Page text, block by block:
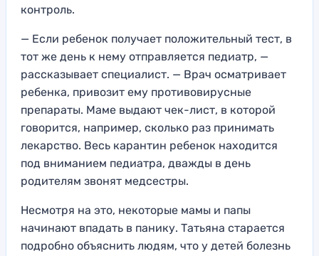
контроль.
— Если ребенок получает положительный тест, в
тот же день к нему отправляется педиатр, —
рассказывает специалист. — Врач осматривает
ребенка, привозит ему противовирусные
препараты. Маме выдают чек-лист, в которой
говорится, например, сколько раз принимать
лекарство. Весь карантин ребенок находится
под вниманием педиатра, дважды в день
родителям звонят медсестры.
Несмотря на это, некоторые мамы и папы
начинают впадать в панику. Татьяна старается
подробно объяснить людям, что у детей болезнь